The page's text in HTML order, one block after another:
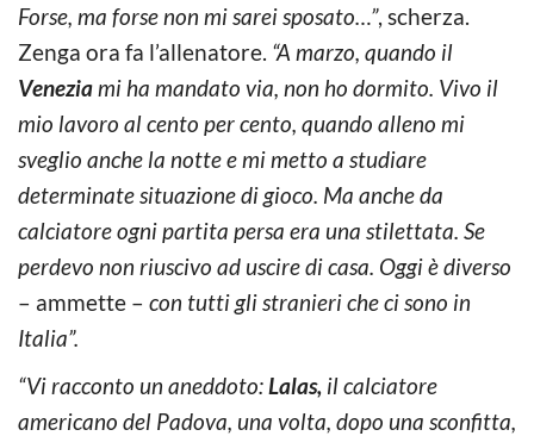
Forse, ma forse non mi sarei sposato…”, scherza.
Zenga ora fa l’allenatore. “A marzo, quando il
Veneziami ha mandato via, non ho dormito. Vivo il
mio lavoro al cento per cento, quando alleno mi
sveglio anche la notte e mi metto a studiare
determinate situazione di gioco. Ma anche da
calciatore ogni partita persa era una stilettata. Se
perdevo non riuscivo ad uscire di casa. Oggi è diverso
– ammette – con tutti gli stranieri che ci sono in
Italia”.
“Vi racconto un aneddoto:Lalas, il calciatore
americano del Padova, una volta, dopo una sconfitta,